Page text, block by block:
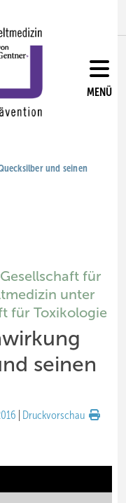
MENÜ
und seinen
für
unter
für Toxikologie
seinen
Druckvorschau